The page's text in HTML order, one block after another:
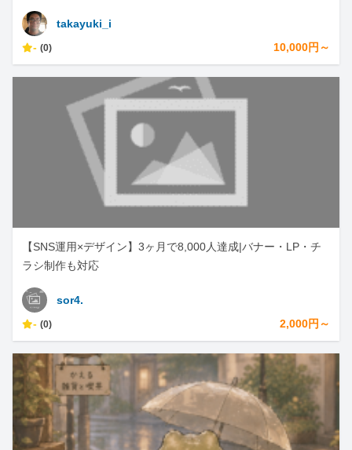
takayuki_i
- (0) 10,000円～
【SNS運用×デザイン】3ヶ月で8,000人達成|バナー・LP・チ
ラシ制作も対応
sor4.
- (0) 2,000円～